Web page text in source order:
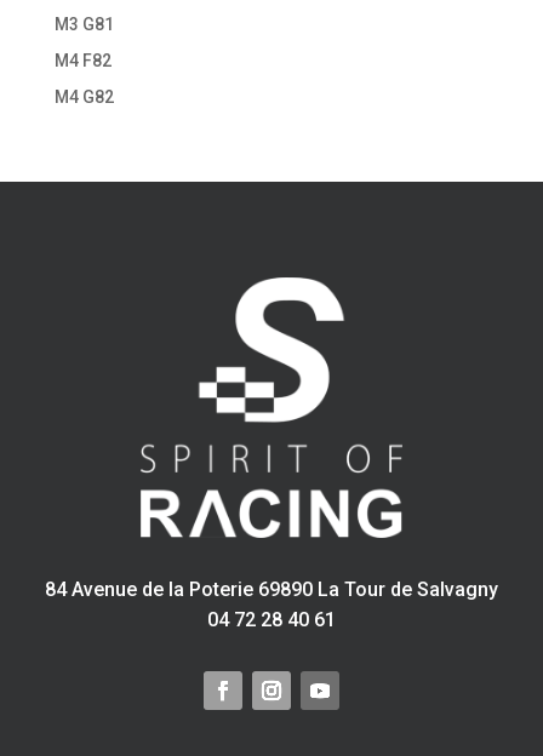
M3 G81
M4 F82
M4 G82
84 Avenue de la Poterie 69890 La Tour de Salvagny
04 72 28 40 61